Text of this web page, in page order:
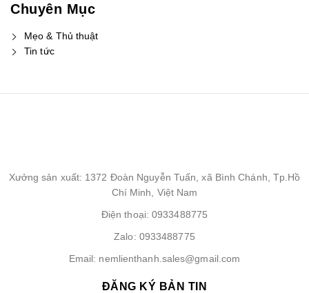
Chuyên Mục
Mẹo & Thủ thuật
Tin tức
Xưởng sản xuất: 1372 Đoàn Nguyễn Tuấn, xã Bình Chánh, Tp.Hồ
Chí Minh, Việt Nam
Điện thoại: 0933488775
Zalo: 0933488775
Email: nemlienthanh.sales@gmail.com
ĐĂNG KÝ BẢN TIN